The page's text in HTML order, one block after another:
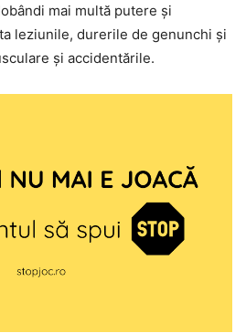
mai multă putere și
leziunile, durerile de genunchi și
și accidentările.